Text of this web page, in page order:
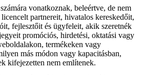
vonatkoznak, beleértve, de nem
partnereit, hivatalos kereskedőit,
fejlesztőit és ügyfeleit, akik szeretnék
promóciós, hirdetési, oktatási vagy
termékeken vagy
más módon vagy kapacitásban,
kifejezetten nem említenek.